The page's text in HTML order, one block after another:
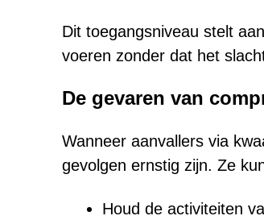
Dit toegangsniveau stelt
voeren zonder dat het
De gevaren van
Wanneer aanvallers via
gevolgen ernstig zijn. Ze
Houd de activiteiten